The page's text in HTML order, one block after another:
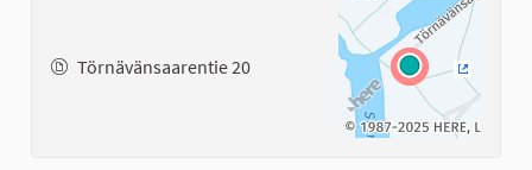
Törnävänsaarentie 20